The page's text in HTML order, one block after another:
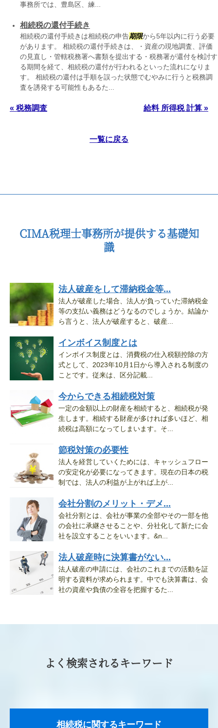
事務所では、豊島区、練...
相続税の還付手続き
相続税の還付手続きは相続税の申告期限から5年以内に行う必要
があります。 相続税の還付手続きは、・資産の現地調査、評価
の見直し・管轄税務署へ書類を提出する・税務署が還付を検討す
る期間を経て、相続税の還付が行われるといった流れになりま
す。 相続税の還付は手順を誤った状態でむやみに行うと税務調
査を誘発する可能性もあるた...
« 税務調査 給料 所得税 計算 »
一覧に戻る
CIMA税理士事務所が提供する基礎知
識
法人破産をして滞納税金等...
法人が破産した場合、法人が負っていた滞納税金
等の支払い義務はどうなるのでしょうか。結論か
ら言うと、法人が破産すると、破産...
インボイス制度とは
インボイス制度とは、消費税の仕入税額控除の方
式として、2023年10月1日から導入される制度の
ことです。従来は、区分記載...
今からできる相続税対策
一定の金額以上の財産を相続すると、相続税が発
生します。相続する財産が多ければ多いほど、相
続税は高額になってしまいます。そ...
節税対策の必要性
法人を経営していくためには、キャッシュフロー
の安定化が必要になってきます。現在の日本の税
制では、法人の利益が上がれば上が...
会社分割のメリット・デメ...
会社分割とは、会社が事業の全部やその一部を他
の会社に承継させることや、分社化して新たに会
社を設立することをいいます。&n...
法人破産時に決算書がない...
法人破産の申請には、会社のこれまでの活動を証
明する資料が求められます。中でも決算書は、会
社の資産や負債の全容を把握するた...
よく検索されるキーワード
相続税に関するキーワード